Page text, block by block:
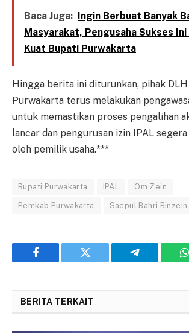
Baca Juga: Ingin Berbuat Banyak
Masyarakat, Pengusaha Sukses Ini
Kuat Bupati Purwakarta
Hingga berita ini diturunkan, pihak
Purwakarta terus melakukan
untuk memastikan proses pengalihan
lancar dan pengurusan izin IPAL
oleh pemilik usaha.***
Bupati Purwakarta IPAL Om Zein
Pemkab Purwakarta Saepul Bahri Binzein
Facebook Twitter Telegram
BERITA TERKAIT